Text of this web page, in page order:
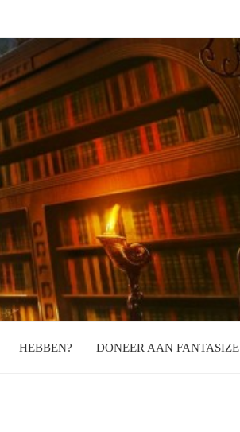
HEBBEN? DONEER AAN FANTASIZE